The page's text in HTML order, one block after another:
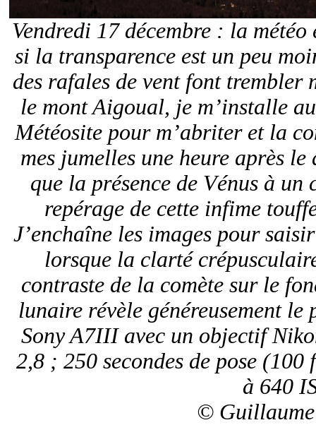
Vendredi 17 décembre : la
si la transparence est un peu
des rafales de vent font trembler
le mont Aigoual, je m’installe
Météosite pour m’abriter et la
mes jumelles une heure après
que la présence de Vénus à
repérage de cette infime
J’enchaîne les images pour
lorsque la clarté
contraste de la comète sur le
lunaire révèle généreusement
Sony A7III avec un objectif
2,8 ; 250 secondes de pose
à 640
©